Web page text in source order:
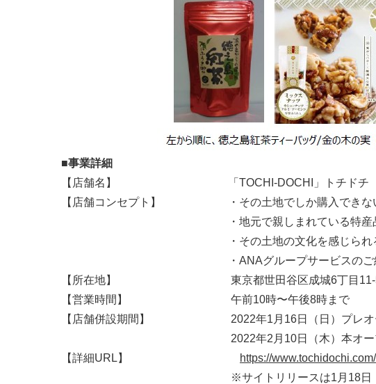
■事業詳細
【店舗名】 「TOCHI-DOCHI」トチドチ
【店舗コンセプト】 ・その土地でしか購入できない
・地元で親しまれている特産品
・その土地の文化を感じられる工芸
・ANAグループサービスのご
【所在地】 東京都世田谷区成城6丁目11-
【営業時間】 午前10時〜午後8時まで
【店舗併設期間】 2022年1月16日（日）プレオ
2022年2月10日（木）本オープン（〜
【詳細URL】
https://www.tochidochi.com/
※サイトリリースは1月18日（火）14時